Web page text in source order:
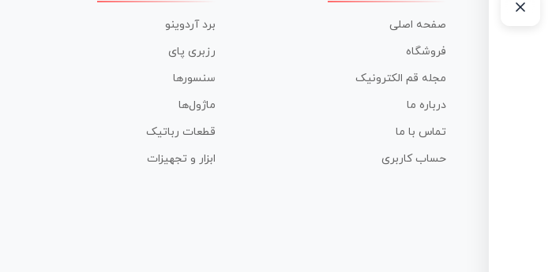
صفحه اصلی
فروشگاه
مجله قم الکترونیک
درباره ما
تماس با ما
حساب کاربری
برد آردوینو
رزبری پای
سنسورها
ماژول‌ها
قطعات رباتیک
ابزار و تجهیزات